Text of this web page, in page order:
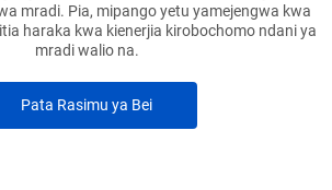
mradi. Pia, mipango yetu yamejengwa kwa
haraka kwa kienerjia kirobochomo ndani ya
mradi walio na.
Pata Rasimu ya Bei